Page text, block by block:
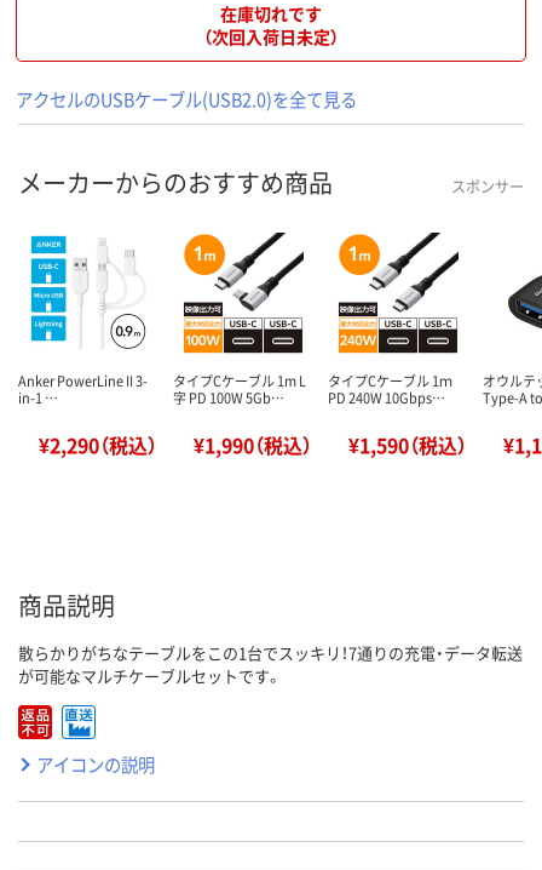
在庫切れです
（次回入荷日未定）
アクセルのUSBケーブル(USB2.0)を全て見る
メーカーからのおすすめ商品 スポンサー
Anker PowerLine II 3-
in-1 …
¥2,290（税込）
タイプCケーブル 1m L
字 PD 100W 5Gb…
¥1,990（税込）
タイプCケーブル 1ｍ
PD 240W 10Gbps…
¥1,590（税込）
オウルテ
Type-A
商品説明
散らかりがちなテーブルをこの1台でスッキリ！7通りの充電・データ転送
が可能なマルチケーブルセットです。
アイコンの説明